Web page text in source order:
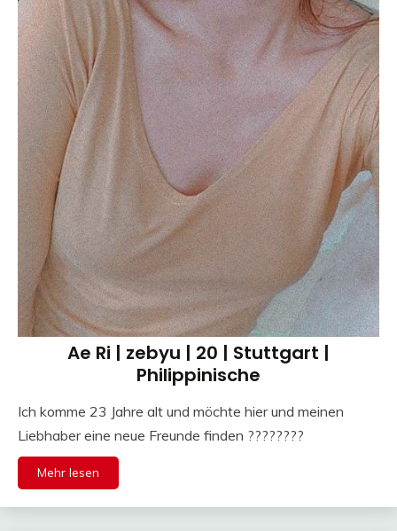
Ae Ri | zebyu | 20 | Stuttgart |
Philippinische
Ich komme 23 Jahre alt und möchte hier und meinen
Liebhaber eine neue Freunde finden ????????
Mehr lesen